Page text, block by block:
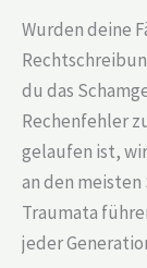
Wurden deine
du das
Rechenfehler
gelaufen ist,
an den
Traumata
jeder
Schwäche
oder